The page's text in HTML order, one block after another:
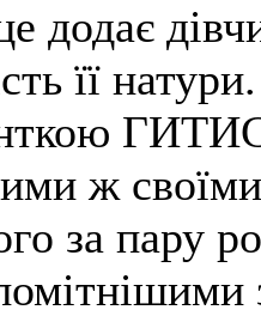
додає
її натури.
ж
за пару